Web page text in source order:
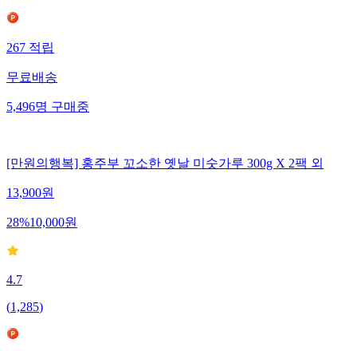
267 적립
무료배송
5,496명 구매중
[만원의행복] 홍주부 꼬소한 옛날 미숫가루 300g X 2팩 외
13,900원
28%10,000원
4.7
(1,285)